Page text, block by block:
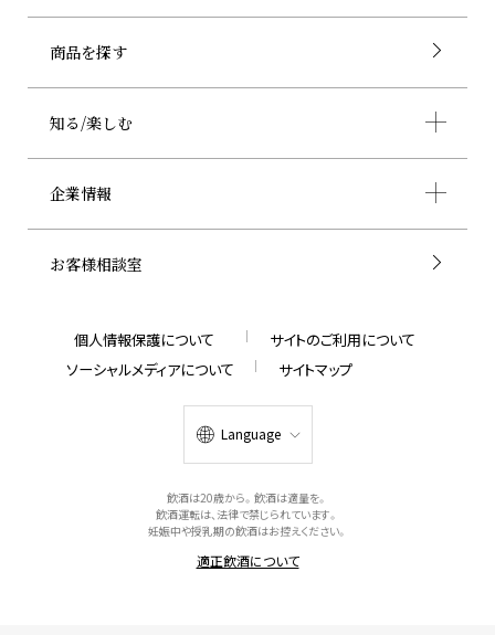
商品を探す
知る/楽しむ
企業情報
お客様相談室
個人情報保護について
サイトのご利用について
ソーシャルメディアについて
サイトマップ
Language
飲酒は20歳から。飲酒は適量を。
飲酒運転は、法律で禁じられています。
妊娠中や授乳期の飲酒はお控えください。
適正飲酒について